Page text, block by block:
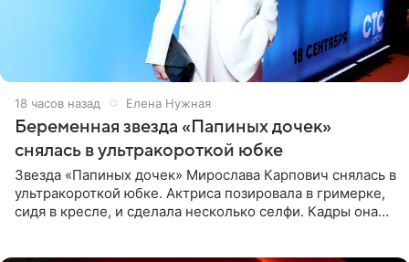
18 часов назад Елена Нужная
Беременная звезда «Папиных дочек»
снялась в ультракороткой юбке
Звезда «Папиных дочек» Мирослава Карпович снялась в
ультракороткой юбке. Актриса позировала в гримерке,
сидя в кресле, и сделала несколько селфи. Кадры она